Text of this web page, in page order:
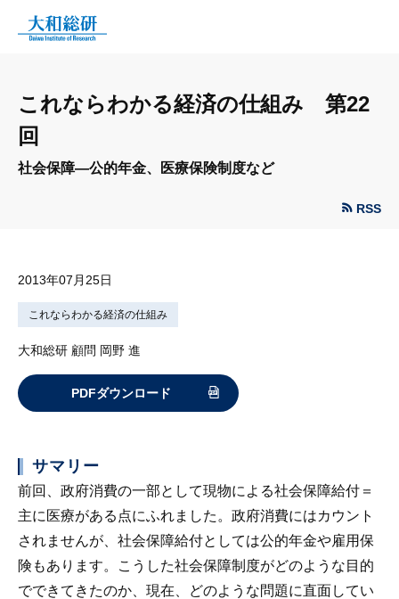
これならわかる経済の仕組み 第22
回
社会保障—公的年金、医療保険制度など
RSS
2013年07月25日
これならわかる経済の仕組み
大和総研 顧問 岡野 進
PDFダウンロード
サマリー
前回、政府消費の一部として現物による社会保障給付＝
主に医療がある点にふれました。政府消費にはカウント
されませんが、社会保障給付としては公的年金や雇用保
険もあります。こうした社会保障制度がどのような目的
でできてきたのか、現在、どのような問題に直面してい